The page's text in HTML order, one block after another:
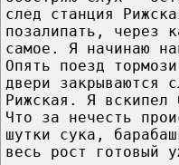
след станция
позалипать, через
самое. Я начинаю
Опять поезд
двери закрываются
Рижская. Я
Что за нечесть
шутки сука,
весь рост готовый